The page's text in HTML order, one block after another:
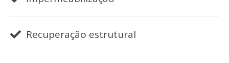
Recuperação estrutural